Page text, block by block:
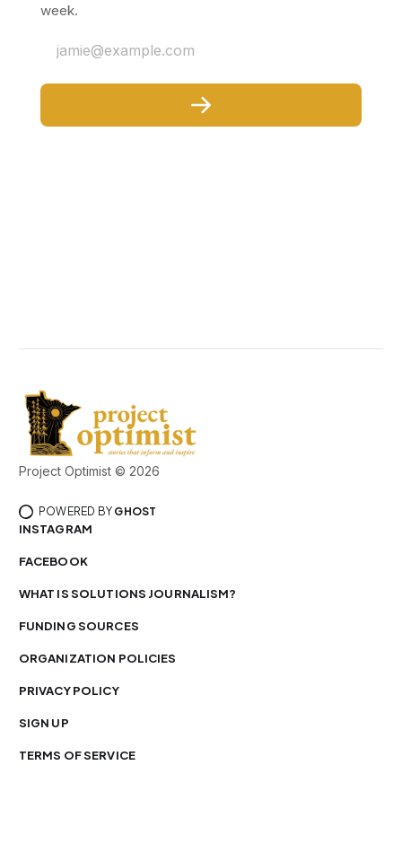
week.
jamie@example.com
Project Optimist © 2026
POWERED BY GHOST
INSTAGRAM
FACEBOOK
WHAT IS SOLUTIONS JOURNALISM?
FUNDING SOURCES
ORGANIZATION POLICIES
PRIVACY POLICY
SIGN UP
TERMS OF SERVICE